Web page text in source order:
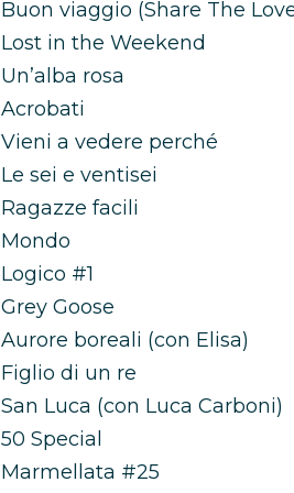
Buon viaggio (Share The
Lost in the Weekend
Un’alba rosa
Acrobati
Vieni a vedere perché
Le sei e ventisei
Ragazze facili
Mondo
Logico #1
Grey Goose
Aurore boreali (con Elisa)
Figlio di un re
San Luca (con Luca Carboni)
50 Special
Marmellata #25